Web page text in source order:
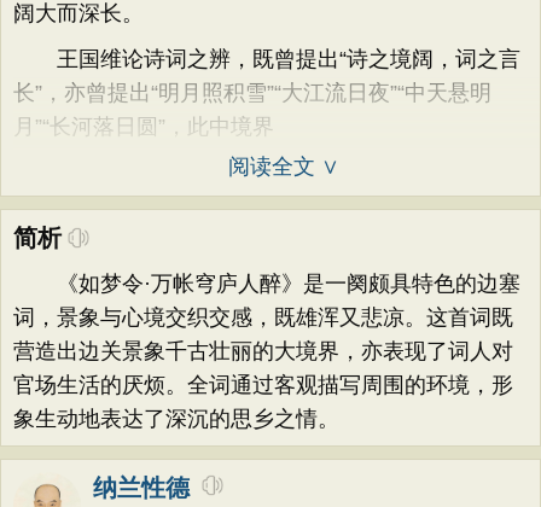
阔大而深长。
王国维论诗词之辨，既曾提出“诗之境阔，词之言
长”，亦曾提出“明月照积雪”“大江流日夜”“中天悬明
月”“长河落日圆”，此中境界
阅读全文 ∨
简析
《如梦令·万帐穹庐人醉》是一阕颇具特色的边塞
词，景象与心境交织交感，既雄浑又悲凉。这首词既
营造出边关景象千古壮丽的大境界，亦表现了词人对
官场生活的厌烦。全词通过客观描写周围的环境，形
象生动地表达了深沉的思乡之情。
纳兰性德